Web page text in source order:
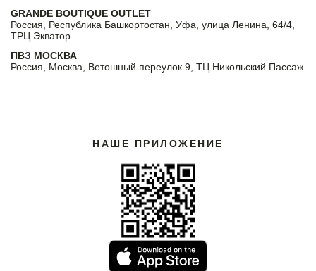
GRANDE BOUTIQUE OUTLET
Россия, Республика Башкортостан, Уфа, улица Ленина, 64/4,
ТРЦ Экватор
ПВЗ МОСКВА
Россия, Москва, Ветошный переулок 9, ТЦ Никольский Пассаж
НАШЕ ПРИЛОЖЕНИЕ